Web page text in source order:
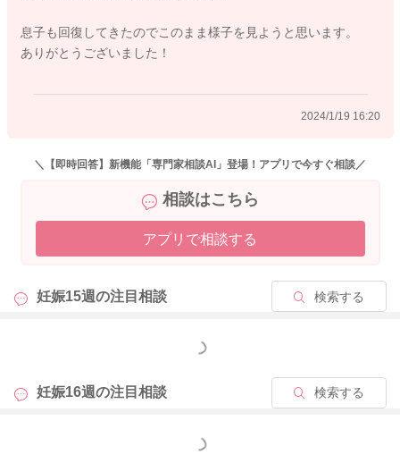
息子も回復してきたのでこのまま様子を見ようと思います。
ありがとうございました！
2024/1/19 16:20
＼【即時回答】新機能「専門家相談AI」登場！アプリで今すぐ相談／
相談はこちら
アプリで相談する
妊娠15週の注目相談 検索する
もっと見る
妊娠16週の注目相談 検索する
もっと見る